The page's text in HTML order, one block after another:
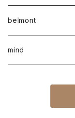
belmont
mind